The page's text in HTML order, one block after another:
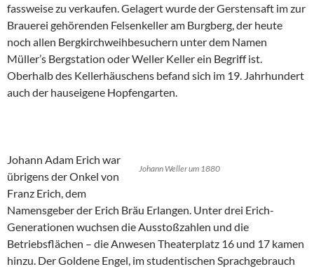
fassweise zu verkaufen. Gelagert wurde der Gerstensaft im zur
Brauerei gehörenden Felsenkeller am Burgberg, der heute
noch allen Bergkirchweihbesuchern unter dem Namen
Müller’s Bergstation oder Weller Keller ein Begriff ist.
Oberhalb des Kellerhäuschens befand sich im 19. Jahrhundert
auch der hauseigene Hopfengarten.
Johann Weller um 1880
Johann Adam Erich war
übrigens der Onkel von
Franz Erich, dem
Namensgeber der Erich Bräu Erlangen. Unter drei Erich-
Generationen wuchsen die Ausstoßzahlen und die
Betriebsflächen – die Anwesen Theaterplatz 16 und 17 kamen
hinzu. Der Goldene Engel, im studentischen Sprachgebrauch